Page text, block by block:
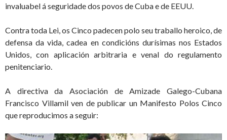
invaluabel á seguridade dos povos de Cuba e de EEUU.
Contra toda Lei, os Cinco padecen polo seu traballo heroico, de
defensa da vida, cadea en condicións durísimas nos Estados
Unidos, con aplicación arbitraria e venal do regulamento
penitenciario.
A directiva da Asociación de Amizade Galego-Cubana
Francisco Villamil ven de publicar un Manifesto Polos Cinco
que reproducimos a seguir: